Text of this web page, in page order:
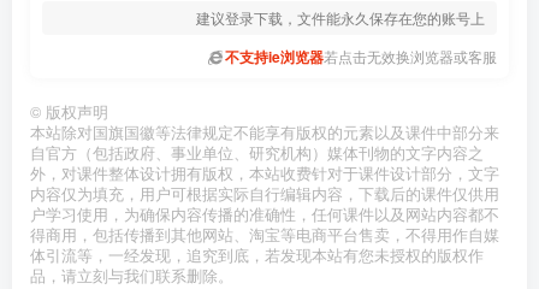
建议登录下载，文件能永久保存在您的账号上
不支持ie浏览器若点击无效换浏览器或客服
© 版权声明
本站除对国旗国徽等法律规定不能享有版权的元素以及课件中部分来
自官方（包括政府、事业单位、研究机构）媒体刊物的文字内容之
外，对课件整体设计拥有版权，本站收费针对于课件设计部分，文字
内容仅为填充，用户可根据实际自行编辑内容，下载后的课件仅供用
户学习使用，为确保内容传播的准确性，任何课件以及网站内容都不
得商用，包括传播到其他网站、淘宝等电商平台售卖，不得用作自媒
体引流等，一经发现，追究到底，若发现本站有您未授权的版权作
品，请立刻与我们联系删除。